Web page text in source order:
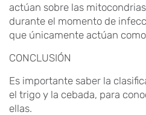
actúan sobre las
durante el momento de
que únicamente actúan
CONCLUSIÓN
Es importante saber la
el trigo y la cebada, para
ellas.